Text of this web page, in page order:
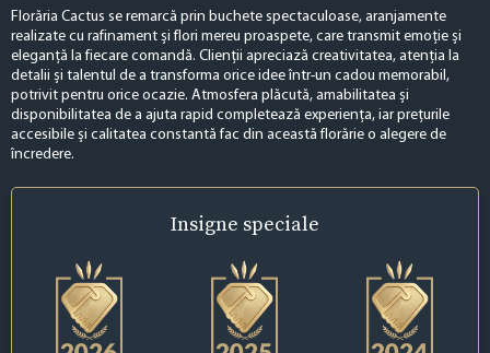
Florăria Cactus se remarcă prin buchete spectaculoase, aranjamente
realizate cu rafinament și flori mereu proaspete, care transmit emoție și
eleganță la fiecare comandă. Clienții apreciază creativitatea, atenția la
detalii și talentul de a transforma orice idee într-un cadou memorabil,
potrivit pentru orice ocazie. Atmosfera plăcută, amabilitatea și
disponibilitatea de a ajuta rapid completează experiența, iar prețurile
accesibile și calitatea constantă fac din această florărie o alegere de
încredere.
Insigne speciale